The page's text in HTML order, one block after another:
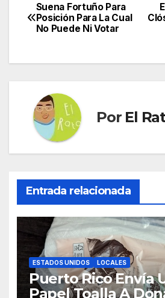
Navegación
de
entradas
Suena Fortuño Para
Posición Para La Cual
No Puede Ni Votar
Por El
Entrada relacionada
ESTADOS UNIDOS LOCALES
Puerto Rico Envía
Papel Toalla A